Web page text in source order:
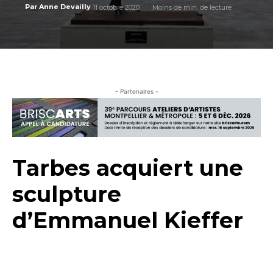
Par Anne Devailly 11 octobre 2020 Moins de min. de lecture
- Partenaires -
Tarbes acquiert une
sculpture
d’Emmanuel Kieffer